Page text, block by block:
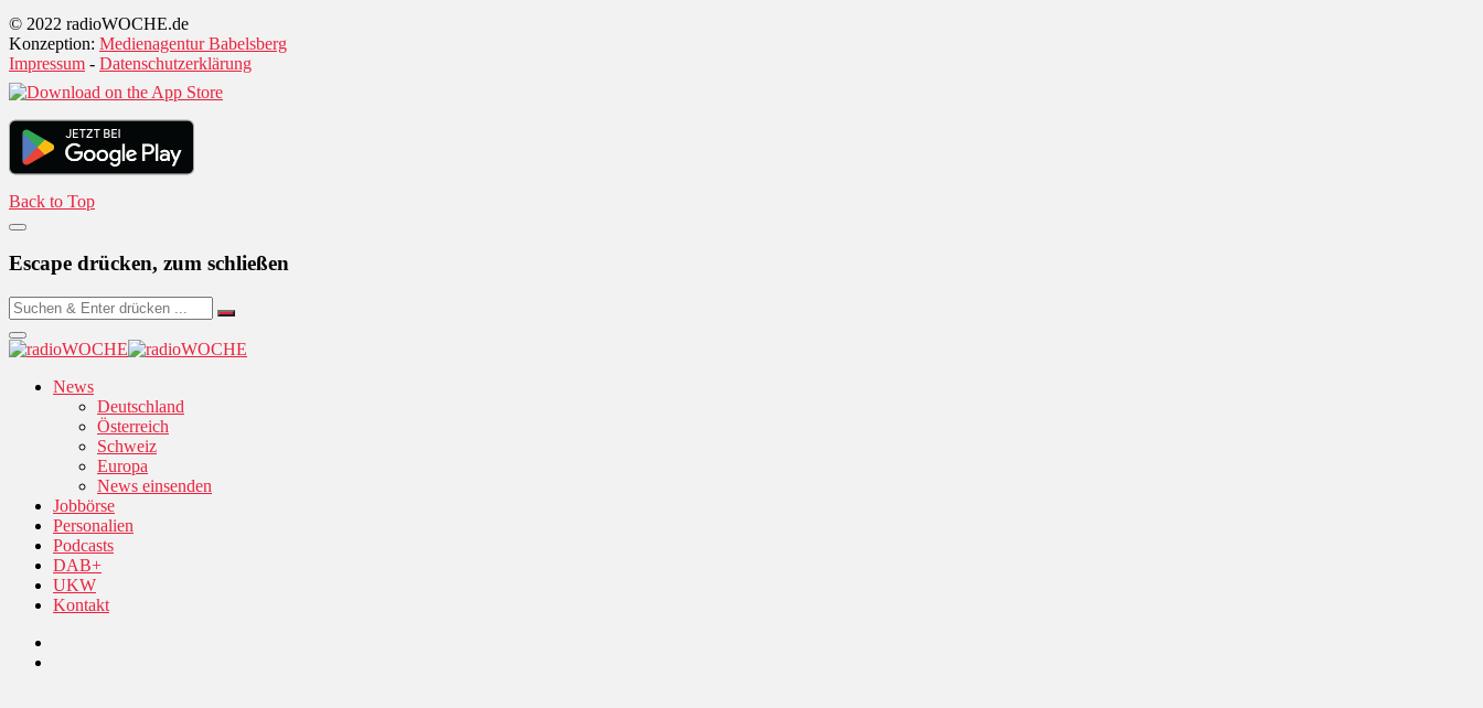
© 2022 radioWOCHE.de
Konzeption: Medienagentur Babelsberg
Impressum - Datenschutzerklärung
Back to Top
Escape drücken, zum schließen
News
Deutschland
Österreich
Schweiz
Europa
News einsenden
Jobbörse
Personalien
Podcasts
DAB+
UKW
Kontakt